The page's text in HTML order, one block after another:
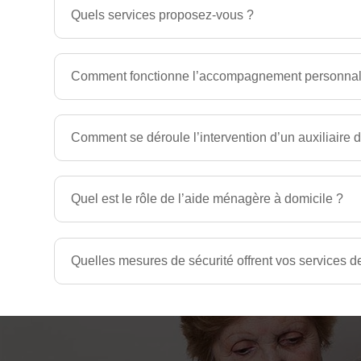
Quels services proposez-vous ?
Comment fonctionne l’accompagnement
Comment se déroule l’intervention d’un auxiliaire
Quel est le rôle de l’aide ménagère à domicile ?
Quelles mesures de sécurité offrent vos services